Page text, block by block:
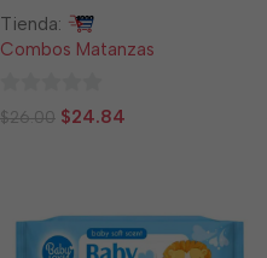
Tienda:
Combos Matanzas
0
$26.00 $24.84